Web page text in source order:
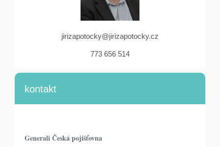
jirizapotocky@jirizapotocky.cz
773 656 514
kontakt
Generali Česká pojišťovna